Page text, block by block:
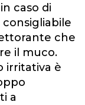
in caso di
che
il muco.
irritativa è
a